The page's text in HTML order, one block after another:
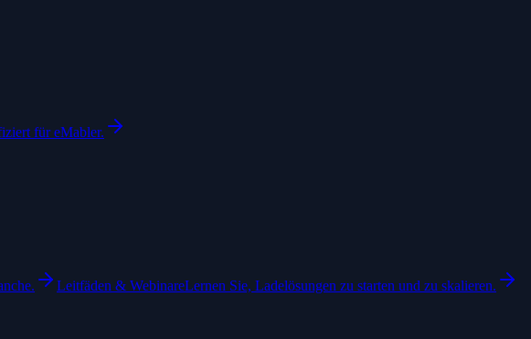
für eMabler.
Leitfäden & WebinareLernen Sie, Ladelösungen zu starten und zu skalieren.